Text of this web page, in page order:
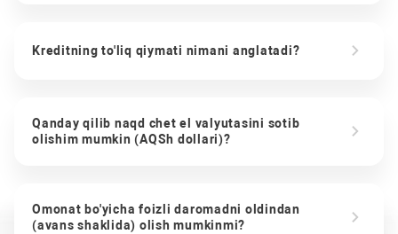
Kreditning to'liq qiymati nimani anglatadi?
Qanday qilib naqd chet el valyutasini sotib
olishim mumkin (AQSh dollari)?
Omonat bo'yicha foizli daromadni oldindan
(avans shaklida) olish mumkinmi?